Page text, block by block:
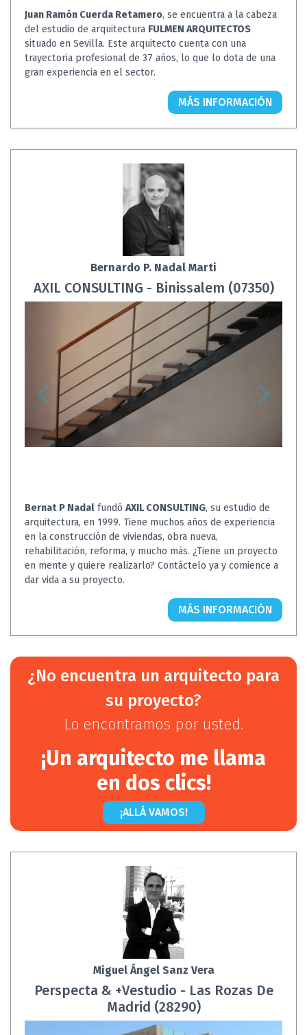
Juan Ramón Cuerda Retamero, se encuentra a la cabeza
del estudio de arquitectura FULMEN ARQUITECTOS
situado en Sevilla. Este arquitecto cuenta con una
trayectoria profesional de 37 años, lo que lo dota de una
gran experiencia en el sector.
MÁS INFORMACIÓN
Bernardo P. Nadal Marti
AXIL CONSULTING - Binissalem (07350)
Bernat P Nadal fundó AXIL CONSULTING, su estudio de
arquitectura, en 1999. Tiene muchos años de experiencia
en la construcción de viviendas, obra nueva,
rehabilitación, reforma, y mucho más. ¿Tiene un proyecto
en mente y quiere realizarlo? Contáctelo ya y comience a
dar vida a su proyecto.
MÁS INFORMACIÓN
¿No encuentra un arquitecto para
su proyecto?
Lo encontramos por usted.
¡Un arquitecto me llama
en dos clics!
¡ALLÁ VAMOS!
Miguel Ángel Sanz Vera
Perspecta & +Vestudio - Las Rozas De
Madrid (28290)